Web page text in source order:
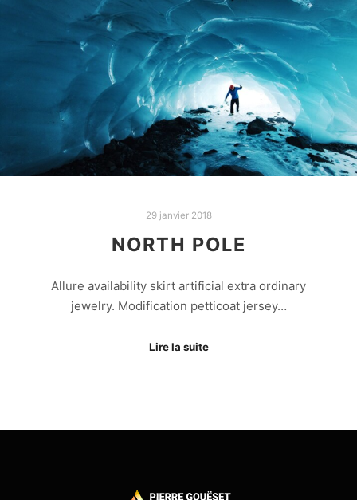
29 janvier 2018
NORTH POLE
Allure availability skirt artificial extra ordinary
jewelry. Modification petticoat jersey…
Lire la suite